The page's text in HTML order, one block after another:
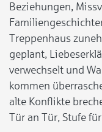
Beziehungen,
Treppenhaus
geplant,
verwechselt und
kommen
alte Konflikte
Tür an Tür, Stufe